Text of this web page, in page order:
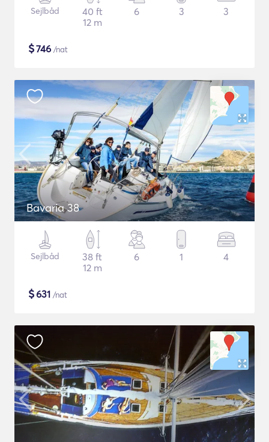
Sejlbåd
40 ft
12 m
6 3 3
$746 /nat
Bavaria 38
Sejlbåd
38 ft
12 m
6 1 4
$631 /nat